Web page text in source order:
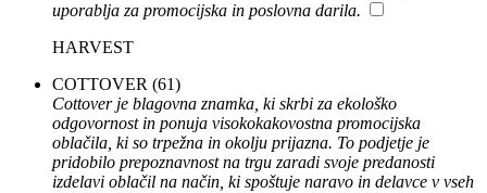
uporablja za promocijska in poslovna darila.
HARVEST
COTTOVER (61)
Cottover je blagovna znamka, ki skrbi za ekološko
odgovornost in ponuja visokokakovostna promocijska
oblačila, ki so trpežna in okolju prijazna. To podjetje je
pridobilo prepoznavnost na trgu zaradi svoje predanosti
izdelavi oblačil na način, ki spoštuje naravo in delavce v vseh